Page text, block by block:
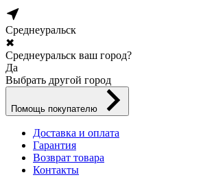
Среднеуральск
✖
Среднеуральск ваш город?
Да
Выбрать другой город
Помощь покупателю
Доставка и оплата
Гарантия
Возврат товара
Контакты